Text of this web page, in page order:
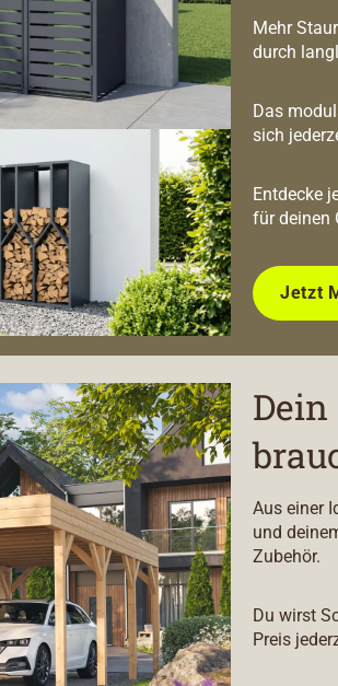
Mehr
durch
Das
sich
Entdecke
für deinen
Jetzt
Aus einer
und
Zubehör.
Du wirst
Preis